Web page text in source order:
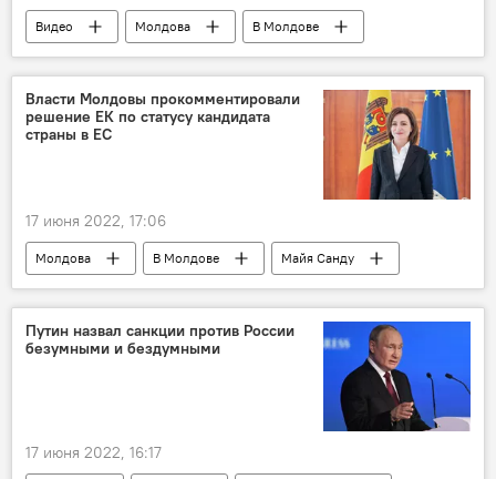
Видео Молдова
В Молдове
Итоги недели
Власти Молдовы прокомментировали
решение ЕК по статусу кандидата
страны в ЕС
17 июня 2022, 17:06
Молдова В Молдове
Майя Санду
евроинтеграция
Путин назвал санкции против России
безумными и бездумными
17 июня 2022, 16:17